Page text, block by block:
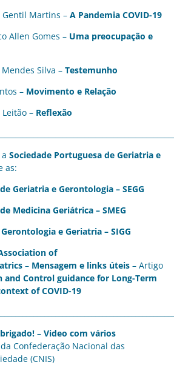
Gentil Martins – A Pandemia COVID-19
Allen Gomes – Uma preocupação e
Silva – Testemunho
– Movimento e Relação
– Reflexão
Sociedade Portuguesa de Geriatria e
as:
Geriatria e Gerontologia – SEGG
Medicina Geriátrica – SMEG
e Geriatria – SIGG
of
– Mensagem e links úteis – Artigo
Control guidance for Long-Term
of COVID-19
– Video com vários
Confederação Nacional das
(CNIS)